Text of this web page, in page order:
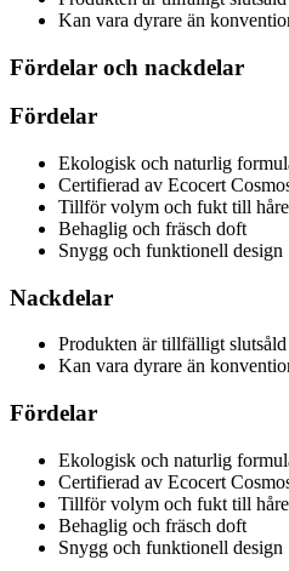
Kan vara dyrare än
Fördelar och nackdelar
Fördelar
Ekologisk och naturlig
Certifierad av Ecocert
Tillför volym och fukt till
Behaglig och fräsch doft
Snygg och funktionell design
Nackdelar
Produkten är tillfälligt slutsåld
Kan vara dyrare än
Fördelar
Ekologisk och naturlig
Certifierad av Ecocert
Tillför volym och fukt till
Behaglig och fräsch doft
Snygg och funktionell design